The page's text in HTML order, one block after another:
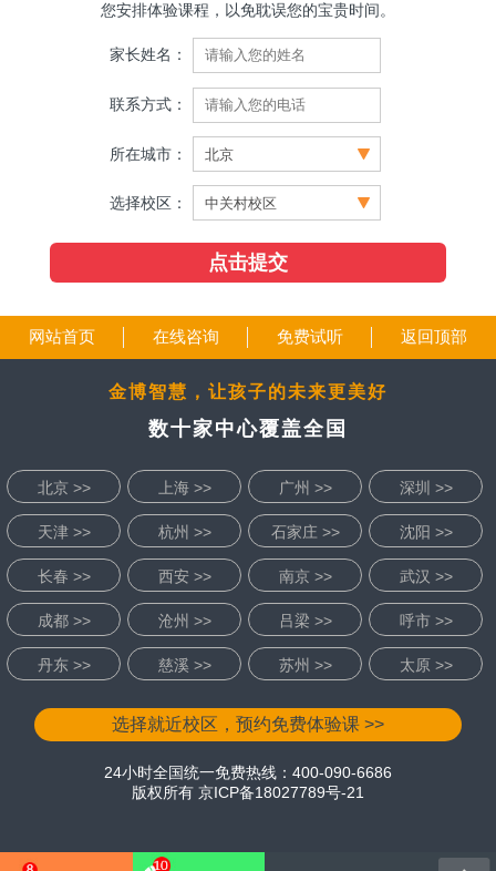
您安排体验课程，以免耽误您的宝贵时间。
家长姓名：
联系方式：
所在城市：
选择校区：
网站首页 在线咨询 免费试听 返回顶部
金博智慧，让孩子的未来更美好
数十家中心覆盖全国
北京 >> 上海 >> 广州 >> 深圳 >>
天津 >> 杭州 >> 石家庄 >> 沈阳 >>
长春 >> 西安 >> 南京 >> 武汉 >>
成都 >> 沧州 >> 吕梁 >> 呼市 >>
丹东 >> 慈溪 >> 苏州 >> 太原 >>
选择就近校区，预约免费体验课 >>
24小时全国统一免费热线：400-090-6686
版权所有 京ICP备18027789号-21